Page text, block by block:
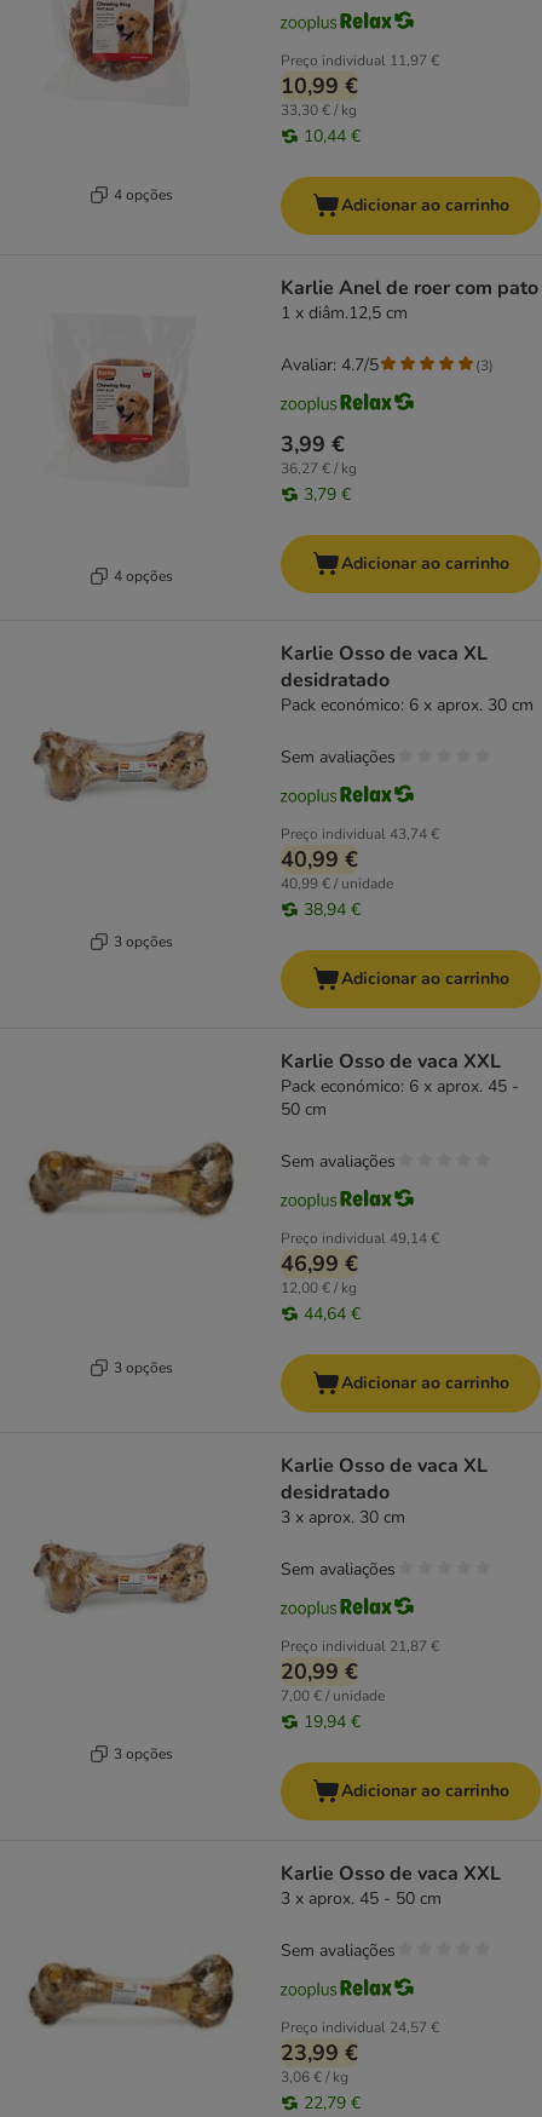
4 opções
Preço individual 11,97 €
10,99 €
33,30 € / kg
10,44 €
Adicionar ao carrinho
4 opções
Karlie Anel de roer com pato
1 x diâm.12,5 cm
3,99 €
36,27 € / kg
3,79 €
Avaliar: 4.7/5 (3)
Adicionar ao carrinho
3 opções
Karlie Osso de vaca XL
desidratado
Pack económico: 6 x aprox. 30 cm
Preço individual43,74 €
40,99 €
40,99 € / unidade
38,94 €
Sem avaliações
Adicionar ao carrinho
3 opções
Karlie Osso de vaca XXL
Pack económico: 6 x aprox. 45 -
50 cm
Preço individual49,14 €
46,99 €
12,00 € / kg
44,64 €
Sem avaliações
Adicionar ao carrinho
3 opções
Karlie Osso de vaca XL
desidratado
3 x aprox. 30 cm
Preço individual 21,87 €
20,99 €
7,00 € / unidade
19,94 €
Sem avaliações
Adicionar ao carrinho
Karlie Osso de vaca XXL
3 x aprox. 45 - 50 cm
Preço individual 24,57 €
23,99 €
3,06 € / kg
22,79 €
Sem avaliações